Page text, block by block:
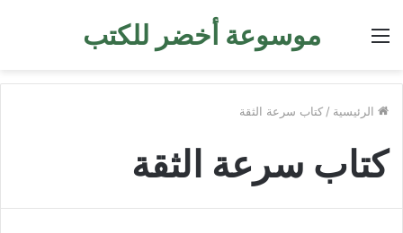
موسوعة أخضر للكتب القائمة
الرئيسية / كتاب سرعة الثقة
كتاب سرعة الثقة